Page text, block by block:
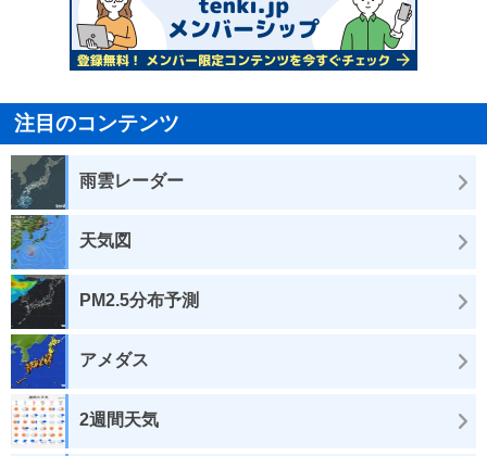
注目のコンテンツ
雨雲レーダー
天気図
PM2.5分布予測
アメダス
2週間天気